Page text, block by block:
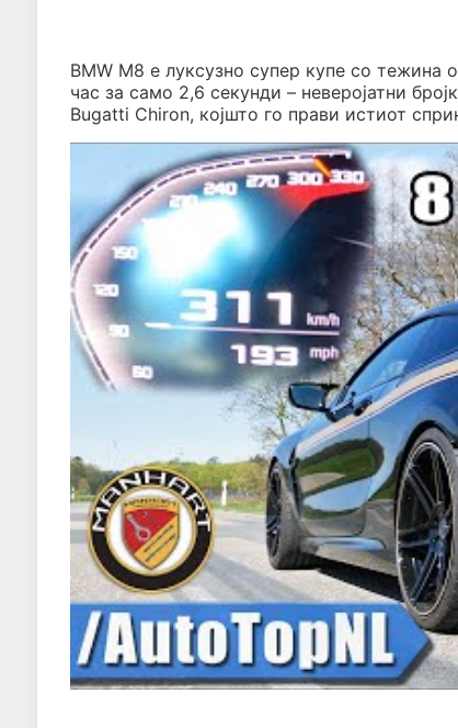
BMW M8 е луксузно супер купе со
час за само 2,6 секунди – неверојатни
Bugatti Chiron, којшто го прави истиот